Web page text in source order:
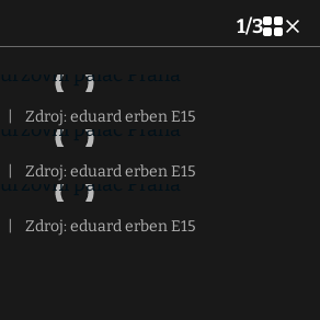
1/3
Zdroj: eduard erben E15
Zdroj: eduard erben E15
Zdroj: eduard erben E15